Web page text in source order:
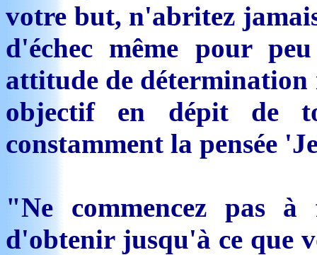
votre but, n'abritez
d'échec même pour
attitude de
objectif en dépit de
constamment la pensée
"Ne commencez pas
d'obtenir jusqu'à ce que